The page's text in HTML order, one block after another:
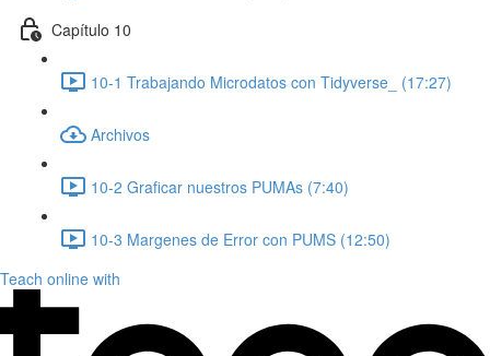
Capítulo 10
10-1 Trabajando Microdatos con Tidyverse_ (17:27)
Archivos
10-2 Graficar nuestros PUMAs (7:40)
10-3 Margenes de Error con PUMS (12:50)
Teach online with